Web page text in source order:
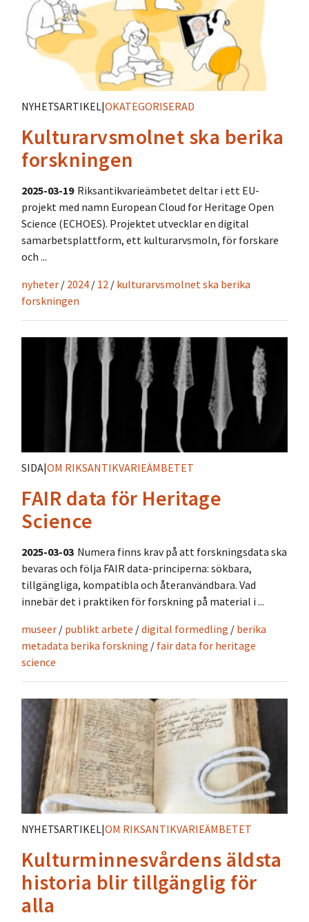
NYHETSARTIKEL|OKATEGORISERAD
Kulturarvsmolnet ska berika
forskningen
2025-03-19 Riksantikvarieämbetet deltar i ett EU-
projekt med namn European Cloud for Heritage Open
Science (ECHOES). Projektet utvecklar en digital
samarbetsplattform, ett kulturarvsmoln, för forskare
och ...
nyheter / 2024 / 12 / kulturarvsmolnet ska berika
forskningen
SIDA|OM RIKSANTIKVARIEÄMBETET
FAIR data för Heritage
Science
2025-03-03 Numera finns krav på att forskningsdata ska
bevaras och följa FAIR data-principerna: sökbara,
tillgängliga, kompatibla och återanvändbara. Vad
innebär det i praktiken för forskning på material i ...
museer / publikt arbete /digital formedling / berika
metadata berika forskning / fair data for heritage
science
NYHETSARTIKEL|OM RIKSANTIKVARIEÄMBETET
Kulturminnesvårdens äldsta
historia blir tillgänglig för
alla